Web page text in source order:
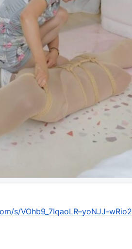
s/VOhb9_7IqaoLR–yoNJJ-wRio2